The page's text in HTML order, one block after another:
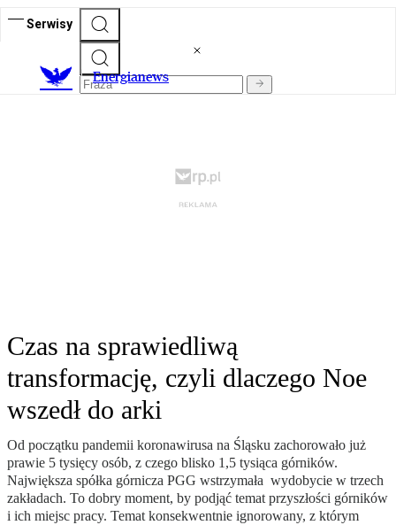
Serwisy
Energianews
Czas na sprawiedliwą
transformację, czyli dlaczego Noe
wszedł do arki
Od początku pandemii koronawirusa na Śląsku zachorowało już
prawie 5 tysięcy osób, z czego blisko 1,5 tysiąca górników.
Największa spółka górnicza PGG wstrzymała wydobycie w trzech
zakładach. To dobry moment, by podjąć temat przyszłości górników
i ich miejsc pracy. Temat konsekwentnie ignorowany, z którym